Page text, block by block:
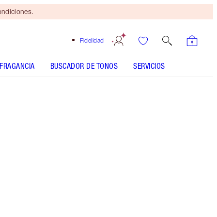
Fidelidad
FRAGANCIA BUSCADOR DE TONOS SERVICIOS